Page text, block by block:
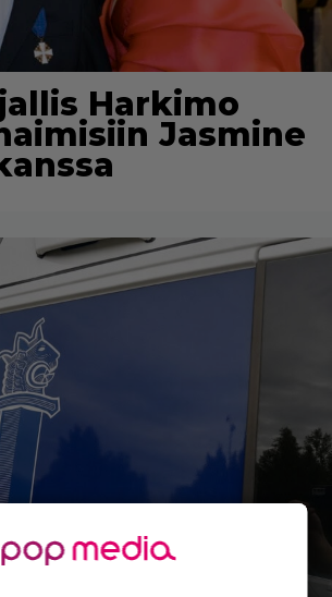
Harkimo
Jasmine